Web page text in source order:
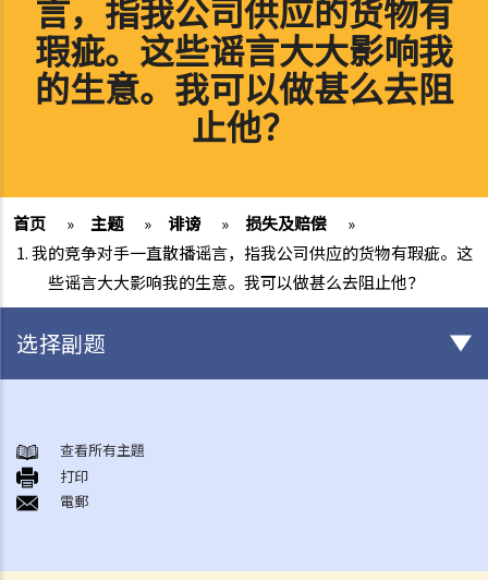
言，指我公司供应的货物有
瑕疵。这些谣言大大影响我
的生意。我可以做甚么去阻
止他？
首页 » 主题 » 诽谤 » 损失及赔偿
»
1. 我的竞争对手一直散播谣言，指我公司供应的货物有瑕疵。这
些谣言大大影响我的生意。我可以做甚么去阻止他？
选择副题
1. 口头说出的诽谤事情，是否通常会被视为「短暂形式诽谤」？为甚么
我们需要区分「永久形式诽谤」和「短暂形式诽谤」？
2. 在香港，甚么法庭会审理诽谤案件？这些案件是由法官还是由陪审团
3. 如果我是诽谤案中的原告人或被告人，但我无钱聘请律师，我可以得
查看所有主題
打印
電郵